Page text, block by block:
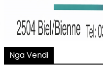
Nga Vendi